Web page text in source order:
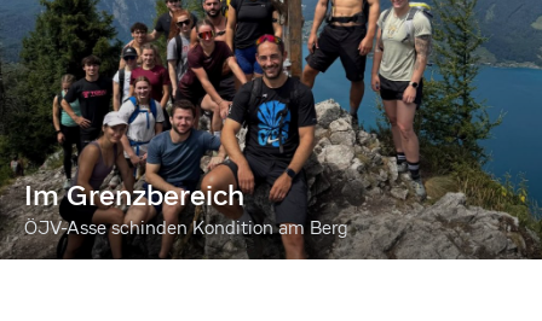
Im Grenzbereich
ÖJV-Asse schinden Kondition am Berg